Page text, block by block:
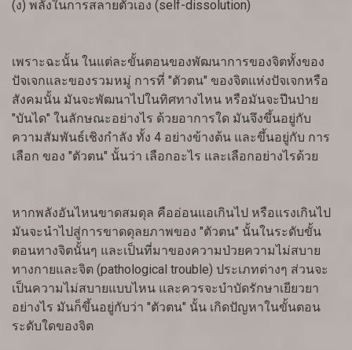
(ง) พลังในการสลายตัวเอง (self-dissolution)
เพราะฉะนั้น ในแต่ละขั้นตอนของพัฒนาการของจิตทั้งของ
ปัจเจกและของรวมหมู่ การที่ "ตัวตน" ของจิตแห่งปัจเจกหรือ
สังคมนั้น มันจะพัฒนาไปในทิศทางไหน หรือมันจะปีนป่าย
"บันได" ในลักษณะอย่างไร ด้วยอาการใด มันจึงขึ้นอยู่กับ
ความสัมพันธ์เชิงกำลัง ทั้ง 4 อย่างข้างต้น และขึ้นอยู่กับ การ
เลือก ของ "ตัวตน" นั้นว่า เลือกอะไร และเลือกอย่างไรด้วย
หากพลังอันไหนขาดสมดุล คืออ่อนแอเกินไป หรือแรงเกินไป
มันจะนำไปสู่การขาดดุลยภาพของ "ตัวตน" นั้นในระดับขั้น
ตอนทางจิตนั้นๆ และเป็นที่มาของความป่วยความไม่สบาย
ทางกายและจิต (pathological trouble) ประเภทต่างๆ ส่วนจะ
เป็นความไม่สบายแบบไหน และควรจะบำบัดรักษาเยียวยา
อย่างไร มันก็ขึ้นอยู่กับว่า "ตัวตน" นั้น เกิดปัญหาในขั้นตอน
ระดับใดของจิต